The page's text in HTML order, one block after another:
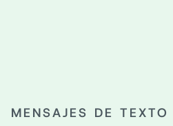
MENSAJES DE